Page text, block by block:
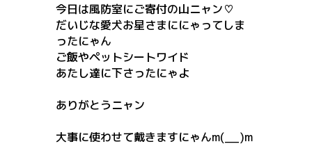
今日は風防室にご寄付の山ニャン♡
だいじな愛犬お星さまににゃってしま
ったにゃん
ご飯やペットシートワイド
あたし達に下さったにゃよ
ありがとうニャン
大事に使わせて戴きますにゃんm(__)m